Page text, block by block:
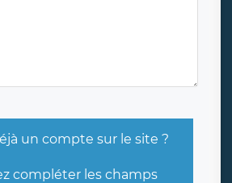
un compte sur le site ?
compléter les champs